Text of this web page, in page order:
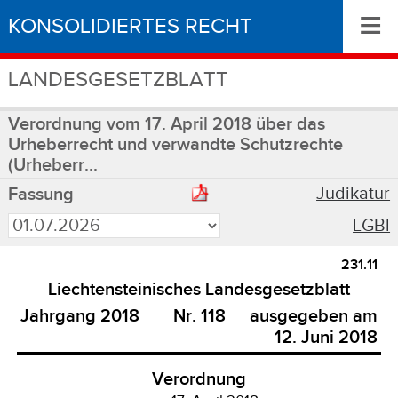
KONSOLIDIERTES RECHT
LANDESGESETZBLATT
≡
Verordnung vom 17. April 2018 über das
Urheberrecht und verwandte Schutzrechte
(Urheberr...
Fassung
Judikatur
LGBl